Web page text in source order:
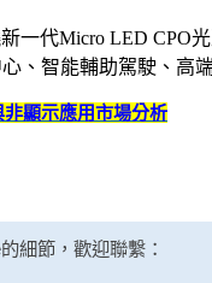
一代Micro LED CPO
、智能輔助駕駛、高
顯示應用市場分析
的細節，歡迎聯繫：